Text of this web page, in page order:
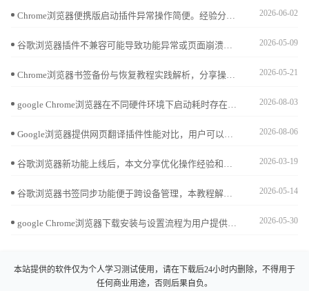
Chrome浏览器便携版启动插件异常操作简便。经验分享指导用户快速处理异常，提高操作效率，保证整体使用体验顺畅可靠。 2026-06-02
谷歌浏览器插件不兼容可能导致功能异常或页面崩溃，可通过更新插件版本、调整权限设置、禁用冲突插件等方法进行优化，确保扩展功能稳定运行。 2026-05-09
Chrome浏览器书签备份与恢复教程实践解析，分享操作技巧和管理经验，保障重要书签安全，轻松实现数据恢复与同步。 2026-05-21
google Chrome浏览器在不同硬件环境下启动耗时存在明显差异。本文深度剖析了后台常驻进程、插件初始化顺序及磁盘预读机制对首屏显示的影响。针对启动慢的痛点，提供了禁用冗余服务、优化配置文件目录等针对性方案，助您排除系统层面的干扰因素，实现点击图标即刻进入浏览状态的极速响应。 2026-08-03
Google浏览器提供网页翻译插件性能对比，用户可以选择最适合的翻译插件，实现网页内容多语言快速翻译。通过对比插件速度、准确性和兼容性，用户可以提升浏览效率，优化跨语言阅读体验。 2026-08-06
谷歌浏览器新功能上线后，本文分享优化操作经验和实用技巧，帮助用户快速掌握功能，提高浏览效率和操作便捷性。 2026-03-19
谷歌浏览器书签同步功能便于跨设备管理，本教程解析操作步骤和技巧，帮助用户快速同步收藏，提高使用便捷性。 2026-05-14
google Chrome浏览器下载安装与设置流程为用户提供详细教学指导。操作直观易学，帮助快速完成设置，同时保证浏览器稳定性和功能完整，提升整体使用效率。 2026-05-30
本站提供的软件仅为个人学习测试使用，请在下载后24小时内删除，不得用于
任何商业用途，否则后果自负。